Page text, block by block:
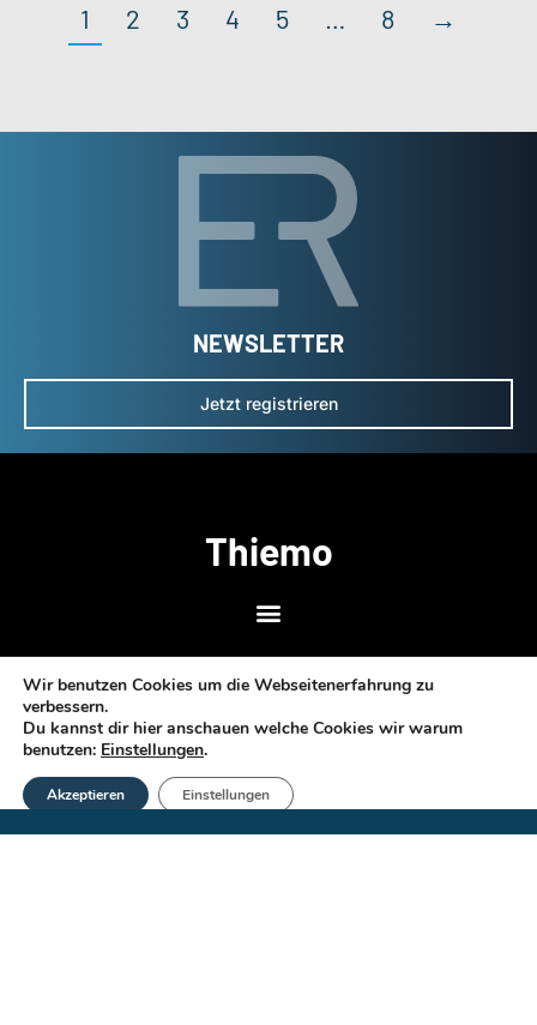
1 2 3 4 5 … 8 →
NEWSLETTER
Jetzt registrieren
Thiemo
Themen
Wir benutzen Cookies um die Webseitenerfahrung zu
verbessern.
Du kannst dir hier anschauen welche Cookies wir warum
benutzen: Einstellungen.
Akzeptieren Einstellungen